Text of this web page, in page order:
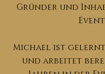
Gründer und
Michael ist
und arbeitet